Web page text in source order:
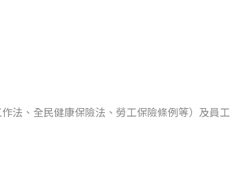
法、全民健康保險法、勞工保險條例等）及員